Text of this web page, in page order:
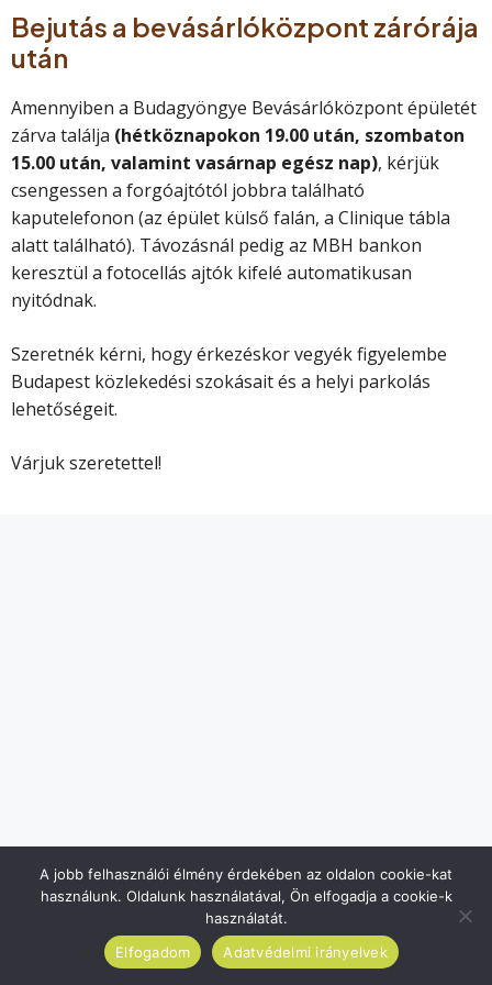
Bejutás a bevásárlóközpont zárórája
után
Amennyiben a Budagyöngye Bevásárlóközpont épületét
zárva találja (hétköznapokon 19.00 után, szombaton
15.00 után, valamint vasárnap egész nap), kérjük
csengessen a forgóajtótól jobbra található
kaputelefonon (az épület külső falán, a Clinique tábla
alatt található). Távozásnál pedig az MBH bankon
keresztül a fotocellás ajtók kifelé automatikusan
nyitódnak.
Szeretnék kérni, hogy érkezéskor vegyék figyelembe
Budapest közlekedési szokásait és a helyi parkolás
lehetőségeit.
Várjuk szeretettel!
A jobb felhasználói élmény érdekében az oldalon cookie-kat
használunk. Oldalunk használatával, Ön elfogadja a cookie-k
használatát.
Elfogadom
Adatvédelmi irányelvek